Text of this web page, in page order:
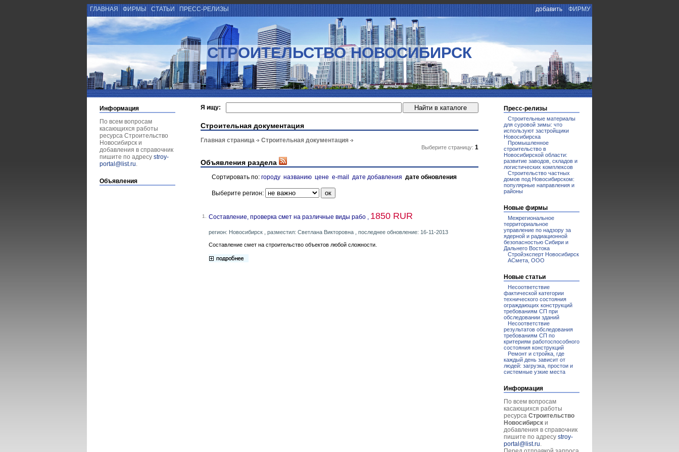
ГЛАВНАЯ ФИРМЫ СТАТЬИ ПРЕСС-РЕЛИЗЫ добавить ФИРМУ
СТРОИТЕЛЬСТВО НОВОСИБИРСК
Информация
По всем вопросам
касающихся работы
ресурса Строительство
Новосибирск и
добавления в справочник
пишите по адресу stroy-
portal@list.ru.
Объявления
Я ищу:
Строительная документация
Главная страница Строительная документация
Выберите страницу: 1
Объявления раздела
Сортировать по: городу названию цене e-mail дате добавления дате обновления
Выберите регион:
1. Составление, проверка смет на различные виды рабо , 1850 RUR
регион: Новосибирск , разместил: Светлана Викторовна , последнее обновление: 16-11-2013
Составление смет на строительство объектов любой сложности.
Пресс-релизы
Строительные материалы
для суровой зимы: что
используют застройщики
Новосибирска
Промышленное
строительство в
Новосибирской области:
развитие заводов, складов и
логистических комплексов
Строительство частных
домов под Новосибирском:
популярные направления и
районы
Новые фирмы
Межрегиональное
территориальное
управление по надзору за
ядерной и радиационной
безопасностью Сибири и
Дальнего Востока
Стройэксперт Новосибирск
АСмета, ООО
Новые статьи
Несоответствие
фактической категории
технического состояния
ограждающих конструкций
требованиям СП при
обследовании зданий
Несоответствие
результатов обследования
требованиям СП по
критериям работоспособного
состояния конструкций
Ремонт и стройка, где
каждый день зависит от
людей: загрузка, простои и
системные узкие места
Информация
По всем вопросам
касающихся работы
ресурса Строительство
Новосибирск и
добавления в справочник
пишите по адресу stroy-
portal@list.ru.